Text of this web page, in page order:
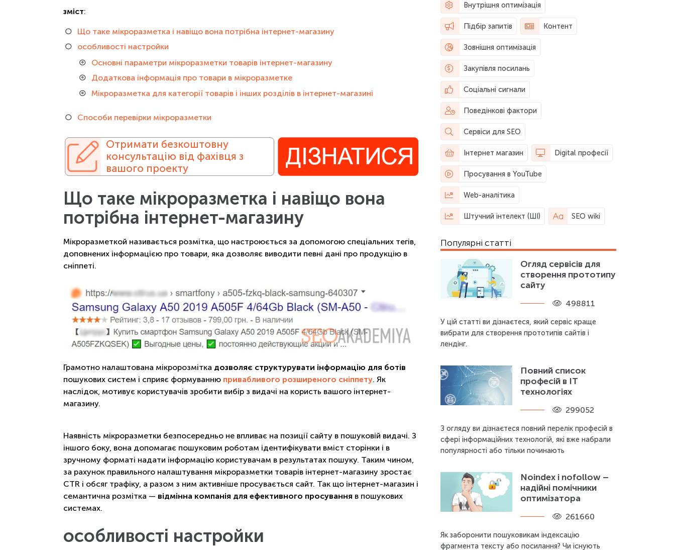
зміст:
Що таке мікроразметка і навіщо вона потрібна інтернет-магазину
особливості настройки
Основні параметри мікроразметки товарів інтернет-магазину
Додаткова інформація про товари в мікроразметке
Мікроразметка для категорії товарів і інших розділів в інтернет-магазині
Способи перевірки мікроразметки
Отримати безкоштовну
консультацію від фахівця з
вашого проекту
Що таке мікроразметка і навіщо вона
потрібна інтернет-магазину
Мікроразметкой називається розмітка, що настроюється за допомогою спеціальних тегів,
доповнених інформацією про товари, яка дозволяє виводити певні дані про продукцію в
сніппеті.
Грамотно налаштована мікророзмітка дозволяє структурувати інформацію для ботів
пошукових систем і сприяє формуванню привабливого розширеного сніппету. Як
наслідок, мотивує користувачів зробити вибір з видачі на користь вашого інтернет-
магазину.
Наявність мікроразметки безпосередньо не впливає на позиції сайту в пошуковій видачі. З
іншого боку, вона допомагає пошуковим роботам ідентифікувати вміст сторінки і в
зручному форматі надати інформацію користувачам в результатах пошуку. Таким чином,
за рахунок правильного налаштування мікроразметки товарів інтернет-магазину зростає
CTR і обсяг трафіку, а разом з ним активніше просувається сайт. Так що інтернет-магазин і
семантична розмітка — відмінна компанія для ефективного просування в пошукових
системах.
особливості настройки
Внутрішня оптимізація
Підбір запитів Контент
Зовнішня оптимізація
Закупівля посилань
Соціальні сигнали
Поведінкові фактори
Сервіси для SEO
Інтернет магазин Digital професії
Просування в YouTube
Web-аналітика
Штучний інтелект (ШІ) SEO wiki
Популярні статті
Огляд сервісів для
створення прототипу
сайту
498811
У цій статті ви дізнаєтеся, який сервіс краще
вибрати для створення прототипів сайтів і
лендінг.
Повний список
професій в IT
технологіях
299052
З огляду ви дізнаєтеся повний перелік професій в
сфері інформаційних технологій, які вже набрали
популярності або тільки починають
Noindex і nofollow –
надійні помічники
оптимізатора
261660
Як заборонити пошуковикам індексацію
фрагмента тексту або посилання? Чи існують